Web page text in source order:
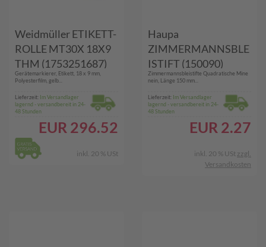
Weidmüller ETIKETT-
ROLLE MT30X 18X9
THM (1753251687)
Gerätemarkierer, Etikett, 18 x 9 mm,
Polyesterfilm, gelb...
Lieferzeit: Im Versandlager
lagernd - versandbereit in 24-
48 Stunden
EUR 296.52
inkl. 20 % USt
Haupa
ZIMMERMANNSBLE
ISTIFT (150090)
Zimmermannsbleistifte Quadratische Mine
nein, Länge 150 mm...
Lieferzeit: Im Versandlager
lagernd - versandbereit in 24-
48 Stunden
EUR 2.27
inkl. 20 % USt zzgl.
Versandkosten